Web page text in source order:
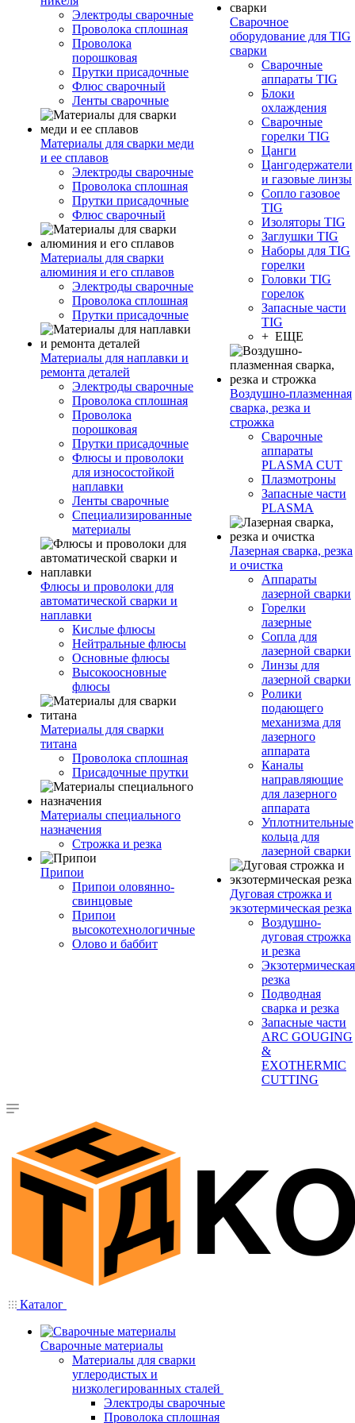
Электроды сварочные
Проволока сплошная
Проволока
порошковая
Прутки присадочные
Флюс сварочный
Ленты сварочные
Материалы для сварки меди
и ее сплавов
Электроды сварочные
Проволока сплошная
Прутки присадочные
Флюс сварочный
Материалы для сварки
алюминия и его сплавов
Электроды сварочные
Проволока сплошная
Прутки присадочные
Материалы для наплавки и
ремонта деталей
Электроды сварочные
Проволока сплошная
Проволока
порошковая
Прутки присадочные
Флюсы и проволоки
для износостойкой
наплавки
Ленты сварочные
Специализированные
материалы
Флюсы и проволоки для
автоматической сварки и
наплавки
Кислые флюсы
Нейтральные флюсы
Основные флюсы
Высокоосновные
флюсы
Материалы для сварки
титана
Проволока сплошная
Присадочные прутки
Материалы специального
назначения
Строжка и резка
Припои
Припои оловянно-
свинцовые
Припои
высокотехнологичные
Олово и баббит
Сварочное
оборудование для TIG
сварки
Сварочные
аппараты TIG
Блоки
охлаждения
Сварочные
горелки TIG
Цанги
Цангодержатели
и газовые линзы
Сопло газовое
TIG
Изоляторы TIG
Заглушки TIG
Наборы для TIG
горелки
Головки TIG
горелок
Запасные части
TIG
+ ЕЩЕ
Воздушно-плазменная
сварка, резка и
строжка
Сварочные
аппараты
PLASMA CUT
Плазмотроны
Запасные части
PLASMA
Лазерная сварка, резка
и очистка
Аппараты
лазерной сварки
Горелки
лазерные
Сопла для
лазерной сварки
Линзы для
лазерной сварки
Ролики
подающего
механизма для
лазерного
аппарата
Каналы
направляющие
для лазерного
аппарата
Уплотнительные
кольца для
лазерной сварки
Дуговая строжка и
экзотермическая резка
Воздушно-
дуговая строжка
и резка
Экзотермическая
резка
Подводная
сварка и резка
Запасные части
ARC GOUGING
&
EXOTHERMIC
CUTTING
Каталог
Сварочные материалы
Материалы для сварки
углеродистых и
низколегированных сталей
Электроды сварочные
Проволока сплошная